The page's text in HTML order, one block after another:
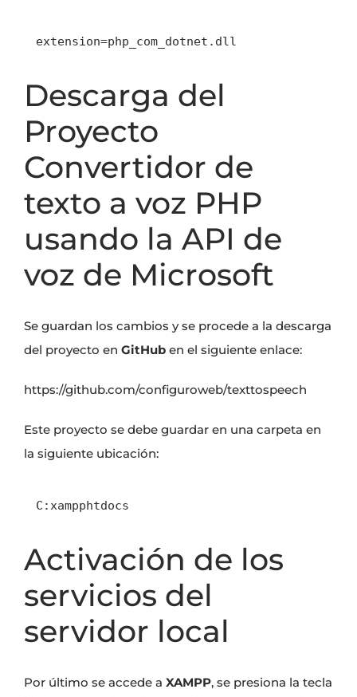
extension=php_com_dotnet.dll
Descarga del
Proyecto
Convertidor de
texto a voz PHP
usando la API de
voz de Microsoft
Se guardan los cambios y se procede a la descarga
del proyecto en GitHub en el siguiente enlace:
https://github.com/configuroweb/texttospeech
Este proyecto se debe guardar en una carpeta en
la siguiente ubicación:
C:xampphtdocs
Activación de los
servicios del
servidor local
Por último se accede a XAMPP, se presiona la tecla